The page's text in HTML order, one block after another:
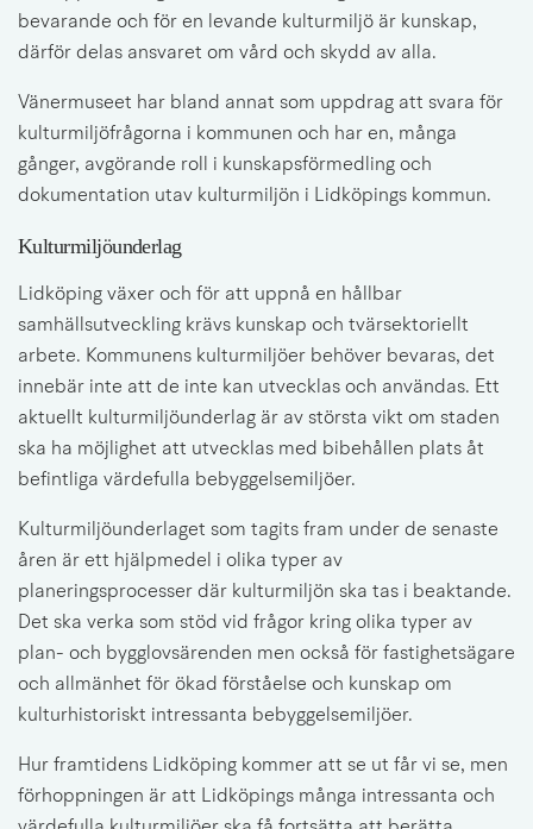
bevarande och för en levande kulturmiljö är kunskap,
därför delas ansvaret om vård och skydd av alla.
Vänermuseet har bland annat som uppdrag att svara för
kulturmiljöfrågorna i kommunen och har en, många
gånger, avgörande roll i kunskapsförmedling och
dokumentation utav kulturmiljön i Lidköpings kommun.
Kulturmiljöunderlag
Lidköping växer och för att uppnå en hållbar
samhällsutveckling krävs kunskap och tvärsektoriellt
arbete. Kommunens kulturmiljöer behöver bevaras, det
innebär inte att de inte kan utvecklas och användas. Ett
aktuellt kulturmiljöunderlag är av största vikt om staden
ska ha möjlighet att utvecklas med bibehållen plats åt
befintliga värdefulla bebyggelsemiljöer.
Kulturmiljöunderlaget som tagits fram under de senaste
åren är ett hjälpmedel i olika typer av
planeringsprocesser där kulturmiljön ska tas i beaktande.
Det ska verka som stöd vid frågor kring olika typer av
plan- och bygglovsärenden men också för fastighetsägare
och allmänhet för ökad förståelse och kunskap om
kulturhistoriskt intressanta bebyggelsemiljöer.
Hur framtidens Lidköping kommer att se ut får vi se, men
förhoppningen är att Lidköpings många intressanta och